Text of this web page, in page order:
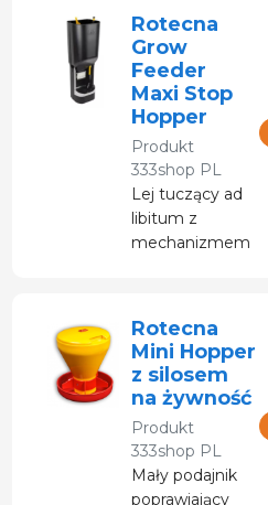
Unikalna
konstrukcja i
płetwy
zapobiegają
marnowaniu
paszy.
Rotecna
Grow
Feeder
Maxi Stop
Hopper
Produkt
333shop PL
Lej tuczący ad
libitum z
mechanizmem
wody.
Rotecna
Mini Hopper
z silosem
na żywność
Produkt
333shop PL
Mały podajnik
poprawiający